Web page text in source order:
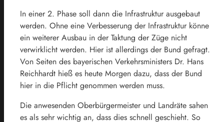
In einer 2. Phase soll dann die Infrastruktur ausgebaut
werden. Ohne eine Verbesserung der Infrastruktur könne
ein weiterer Ausbau in der Taktung der Züge nicht
verwirklicht werden. Hier ist allerdings der Bund gefragt.
Von Seiten des bayerischen Verkehrsministers Dr. Hans
Reichhardt hieß es heute Morgen dazu, dass der Bund
hier in die Pflicht genommen werden muss.
Die anwesenden Oberbürgermeister und Landräte sahen
es als sehr wichtig an, dass dies schnell geschieht. So